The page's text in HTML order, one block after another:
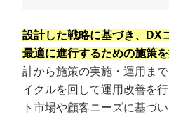
設計した戦略に基づき、DX
最適に進行するための施策
計から施策の実施・運用ま
イクルを回して運用改善を
ト市場や顧客ニーズに基づ